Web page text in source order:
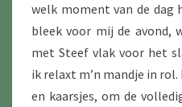
welk moment van de dag
bleek voor mij de avond,
met Steef vlak voor het
ik relaxt m’n mandje in
en kaarsjes, om de